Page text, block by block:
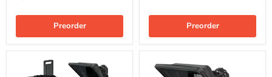
Preorder Preorder